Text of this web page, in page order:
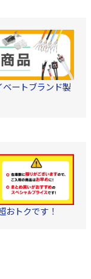
レ TCD-35CA 弊社
具 TKG-BNC
ートブランド製
おトクです！